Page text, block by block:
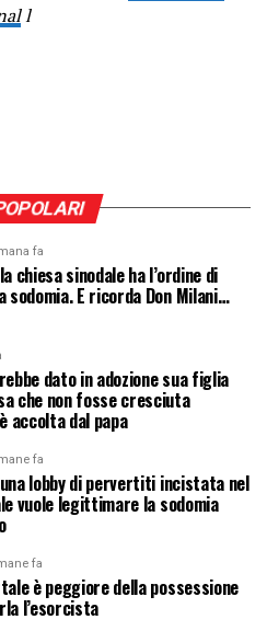
l
fa
chiesa sinodale ha l’ordine di
sodomia. E ricorda Don Milani…
dato in adozione sua figlia
che non fosse cresciuta
accolta dal papa
fa
lobby di pervertiti incistata nel
vuole legittimare la sodomia
fa
è peggiore della possessione
l’esorcista